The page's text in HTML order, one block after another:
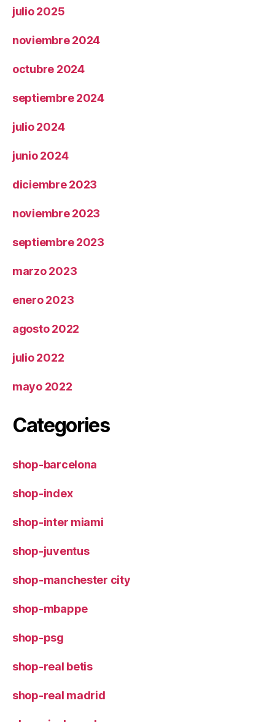
julio 2025
noviembre 2024
octubre 2024
septiembre 2024
julio 2024
junio 2024
diciembre 2023
noviembre 2023
septiembre 2023
marzo 2023
enero 2023
agosto 2022
julio 2022
mayo 2022
Categories
shop-barcelona
shop-index
shop-inter miami
shop-juventus
shop-manchester city
shop-mbappe
shop-psg
shop-real betis
shop-real madrid